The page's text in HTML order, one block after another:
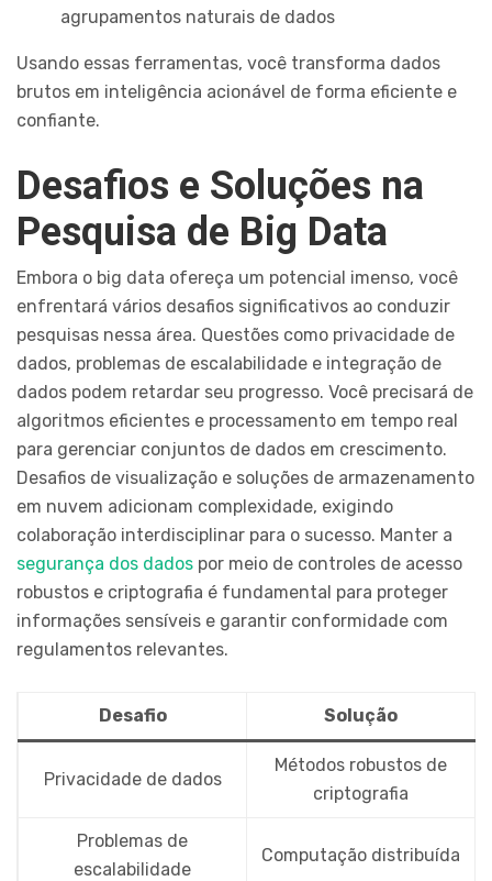
agrupamentos naturais de dados
Usando essas ferramentas, você transforma dados
brutos em inteligência acionável de forma eficiente e
confiante.
Desafios e Soluções na
Pesquisa de Big Data
Embora o big data ofereça um potencial imenso, você
enfrentará vários desafios significativos ao conduzir
pesquisas nessa área. Questões como privacidade de
dados, problemas de escalabilidade e integração de
dados podem retardar seu progresso. Você precisará de
algoritmos eficientes e processamento em tempo real
para gerenciar conjuntos de dados em crescimento.
Desafios de visualização e soluções de armazenamento
em nuvem adicionam complexidade, exigindo
colaboração interdisciplinar para o sucesso. Manter a
segurança dos dados por meio de controles de acesso
robustos e criptografia é fundamental para proteger
informações sensíveis e garantir conformidade com
regulamentos relevantes.
Desafio Solução
Privacidade de dados
Métodos robustos de
criptografia
Problemas de
escalabilidade
Computação distribuída